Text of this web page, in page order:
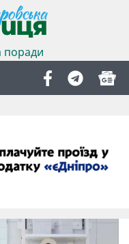
поради